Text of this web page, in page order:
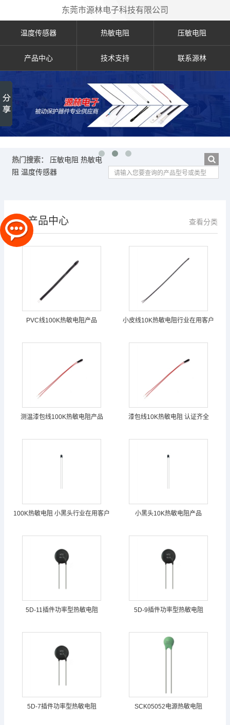
东莞市源林电子科技有限公司
温度传感器 热敏电阻 压敏电阻
产品中心 技术支持 联系源林
热门搜索： 压敏电阻 热敏电
阻 温度传感器
产品中心 查看分类
PVC线100K热敏电阻产品 小皮线10K热敏电阻行业在用客户
测温漆包线100K热敏电阻产品 漆包线10K热敏电阻 认证齐全
100K热敏电阻 小黑头行业在用客户 小黑头10K热敏电阻产品
5D-11插件功率型热敏电阻 5D-9插件功率型热敏电阻
5D-7插件功率型热敏电阻 SCK05052电源热敏电阻